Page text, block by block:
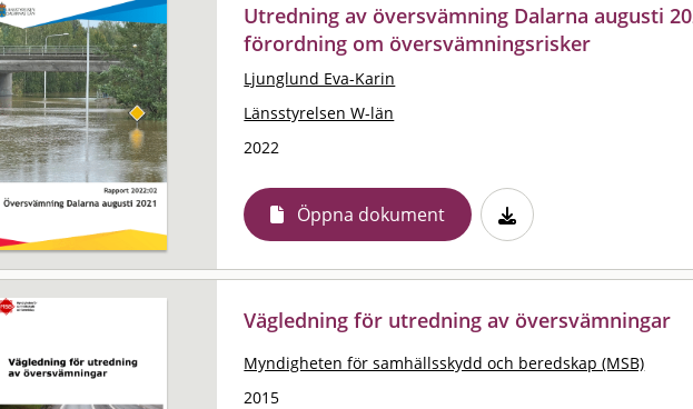
Utredning av översvämning Dalarna augusti
förordning om översvämningsrisker
Ljunglund Eva-Karin
Länsstyrelsen W-län
2022
Öppna dokument
Vägledning för utredning av översvämningar
Myndigheten för samhällsskydd och beredskap (MSB)
2015